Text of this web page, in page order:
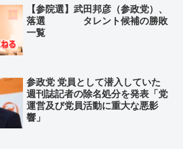
【参院選】武田邦彦（参政党）、
落選 タレント候補の勝敗
一覧
参政党 党員として潜入していた
週刊誌記者の除名処分を発表「党
運営及び党員活動に重大な悪影
響」